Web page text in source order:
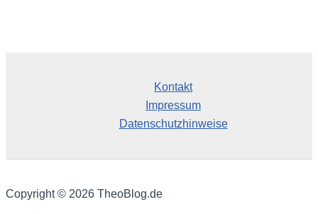
Kontakt
Impressum
Datenschutzhinweise
Copyright © 2026 TheoBlog.de